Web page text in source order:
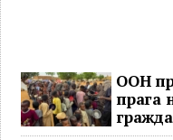
ООН
прага